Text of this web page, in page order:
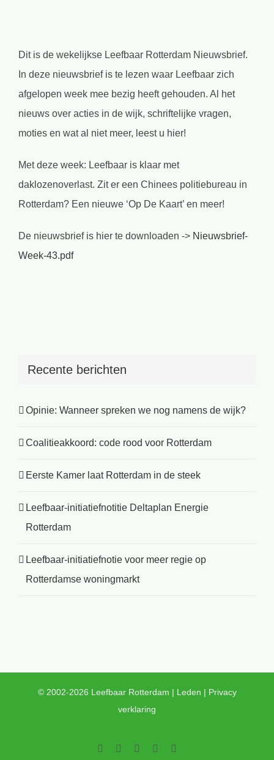
Dit is de wekelijkse Leefbaar Rotterdam Nieuwsbrief.
In deze nieuwsbrief is te lezen waar Leefbaar zich
afgelopen week mee bezig heeft gehouden. Al het
nieuws over acties in de wijk, schriftelijke vragen,
moties en wat al niet meer, leest u hier!
Met deze week: Leefbaar is klaar met
daklozenoverlast. Zit er een Chinees politiebureau in
Rotterdam? Een nieuwe ‘Op De Kaart’ en meer!
De nieuwsbrief is hier te downloaden -> Nieuwsbrief-
Week-43.pdf
Recente berichten
Opinie: Wanneer spreken we nog namens de wijk?
Coalitieakkoord: code rood voor Rotterdam
Eerste Kamer laat Rotterdam in de steek
Leefbaar-initiatiefnotitie Deltaplan Energie
Rotterdam
Leefbaar-initiatiefnotie voor meer regie op
Rotterdamse woningmarkt
© 2002-2026 Leefbaar Rotterdam | Leden | Privacy
verklaring
Facebook
TwitterYouTubeLinkedIn